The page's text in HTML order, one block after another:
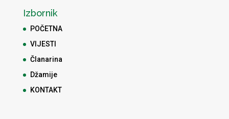
Izbornik
POČETNA
VIJESTI
Članarina
Džamije
KONTAKT